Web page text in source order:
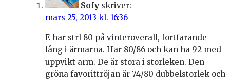
Sofy skriver:
mars 25, 2013 kl. 16:36
E har strl 80 på vinteroverall, fortfarande
lång i ärmarna. Har 80/86 och kan ha 92 med
uppvikt arm. De är stora i storleken. Den
gröna favorittröjan är 74/80 dubbelstorlek och